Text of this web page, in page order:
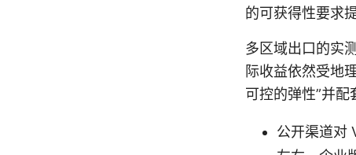
的可获得性要求提
多区域出口的实
际收益依然受地
可控的弹性”并配
公开渠道对